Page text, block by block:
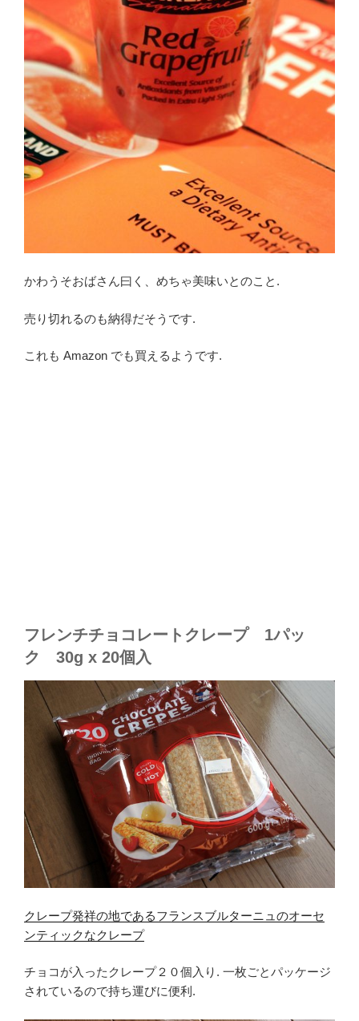
かわうそおばさん曰く、めちゃ美味いとのこと.
売り切れるのも納得だそうです.
これも Amazon でも買えるようです.
フレンチチョコレートクレープ 1パッ
ク 30g x 20個入
クレープ発祥の地であるフランスブルターニュのオーセ
ンティックなクレープ
チョコが入ったクレープ２０個入り. 一枚ごとパッケージ
されているので持ち運びに便利.